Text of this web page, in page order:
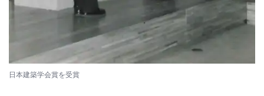
日本建築学会賞を受賞